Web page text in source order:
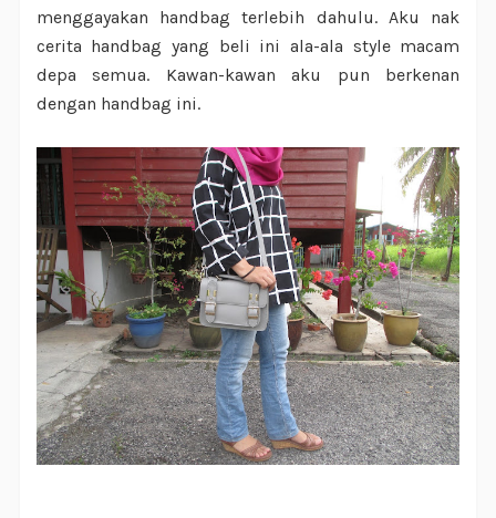
menggayakan handbag terlebih dahulu. Aku nak
cerita handbag yang beli ini ala-ala style macam
depa semua. Kawan-kawan aku pun berkenan
dengan handbag ini.